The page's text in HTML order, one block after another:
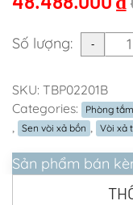
Số lượng:
SKU: TBP02201B
Categories:
Phòng tắm
Sen vòi xả bồn Vòi xả
Sản phẩm bán